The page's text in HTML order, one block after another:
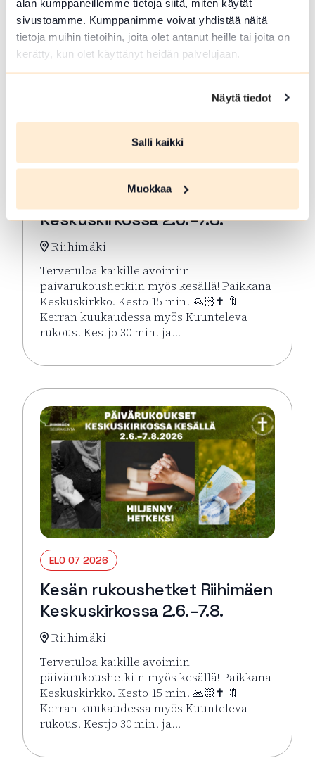
alan kumppaneillemme tietoja siitä, miten käytät
sivustoamme. Kumppanimme voivat yhdistää näitä
tietoja muihin tietoihin, joita olet antanut heille tai joita on
kerätty, kun olet käyttänyt heidän palvelujaan.
Näytä tiedot
Salli kaikki
Muokkaa
ELO 07 2026
Kesän rukoushetket Riihimäen
Keskuskirkossa 2.6.–7.8.
Riihimäki
Tervetuloa kaikille avoimiin
päivärukoushetkiin myös kesällä! Paikkana
Keskuskirkko. Kesto 15 min. 🙏🏻✝️ 🔖
Kerran kuukaudessa myös Kuunteleva
rukous. Kestjo 30 min. ja…
Lue lisää tapahtumasta Kesän rukoushetket
ELO 07 2026
Kesän rukoushetket Riihimäen
Keskuskirkossa 2.6.–7.8.
Riihimäki
Tervetuloa kaikille avoimiin
päivärukoushetkiin myös kesällä! Paikkana
Keskuskirkko. Kesto 15 min. 🙏🏻✝️ 🔖
Kerran kuukaudessa myös Kuunteleva
rukous. Kestjo 30 min. ja…
Lue lisää tapahtumasta Kesän rukoushetket